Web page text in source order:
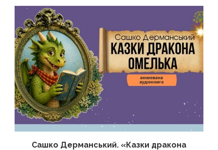
Сашко Дерманський. «Казки дракона